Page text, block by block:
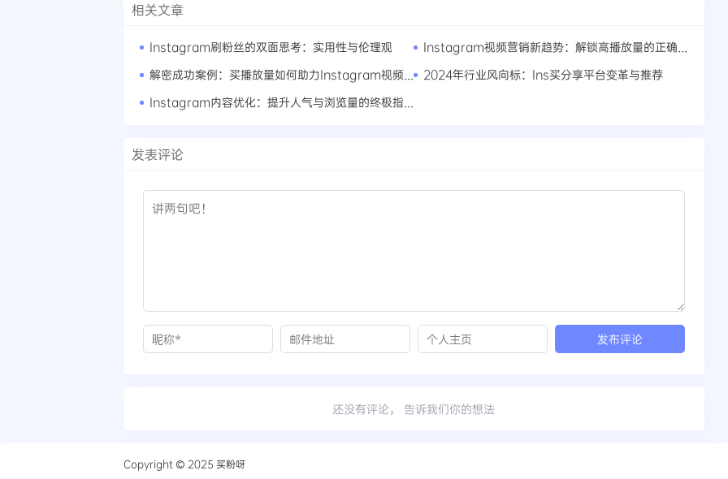
相关文章
Instagram刷粉丝的双面思考：实用性与伦理观
2024年行业风向标：Ins买分享平台变革与推荐
发表评论
还没有评论， 告诉我们你的想法
Copyright © 2025 买粉呀